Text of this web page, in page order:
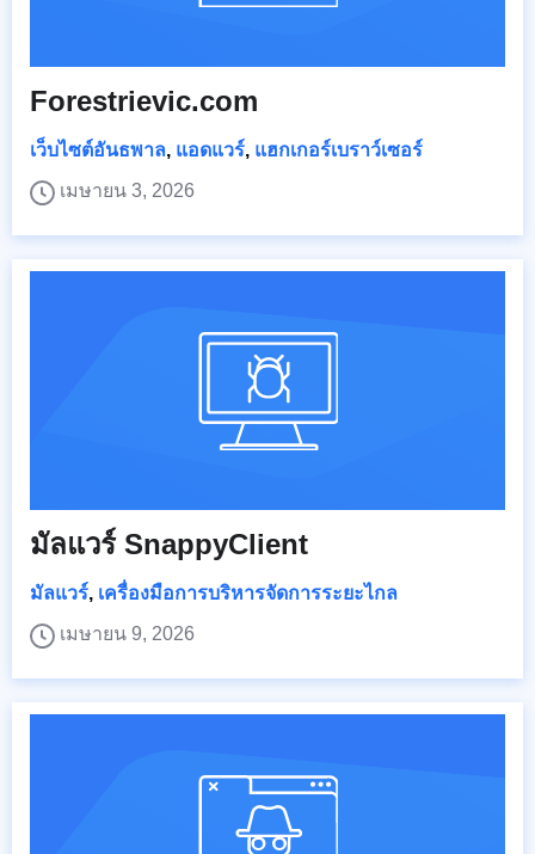
Forestrievic.com
เว็บไซต์อันธพาล, แอดแวร์, แฮกเกอร์เบราว์เซอร์
เมษายน 3, 2026
มัลแวร์ SnappyClient
มัลแวร์, เครื่องมือการบริหารจัดการระยะไกล
เมษายน 9, 2026